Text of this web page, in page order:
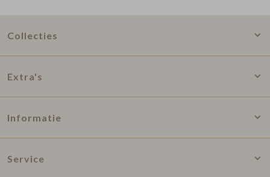
Collecties
Extra's
Informatie
Service